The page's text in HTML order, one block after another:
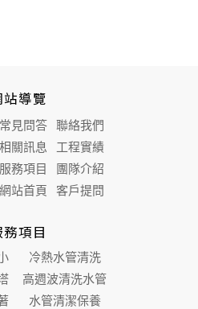
站導覽
常見問答
聯絡我們
相關訊息
工程實績
服務項目
團隊介紹
網站首頁
客戶提問
項目
冷熱水管清洗
高週波清洗水管
水管清潔保養